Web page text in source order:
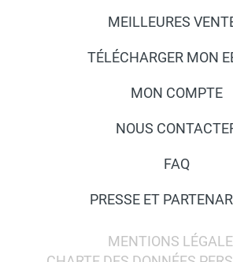
MEILLEURES
TÉLÉCHARGER MON
MON COMPTE
NOUS
FAQ
PRESSE ET
MENTIONS